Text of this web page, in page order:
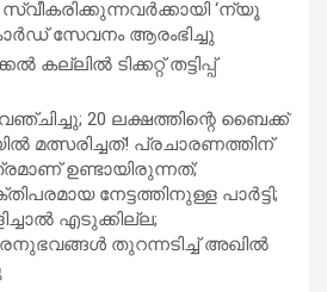
‘ന്യൂ
സേവനം ആരംഭിച്ചു
കല്ലിൽ ടിക്കറ്റ് തട്ടിപ്പ്
20 ലക്ഷത്തിന്റെ ബൈക്ക്
മത്സരിച്ചത്! പ്രചാരണത്തിന്
ഉണ്ടായിരുന്നത്;
നേട്ടത്തിനുള്ള പാര്‍ട്ടി;
എടുക്കില്ല;
തുറന്നടിച്ച് അഖില്‍